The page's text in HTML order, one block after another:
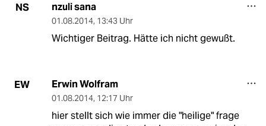
NS nzuli sana
01.08.2014, 13:43 Uhr
Wichtiger Beitrag. Hätte ich nicht gewußt.
EW Erwin Wolfram
01.08.2014, 12:17 Uhr
hier stellt sich wie immer die "heilige" frage